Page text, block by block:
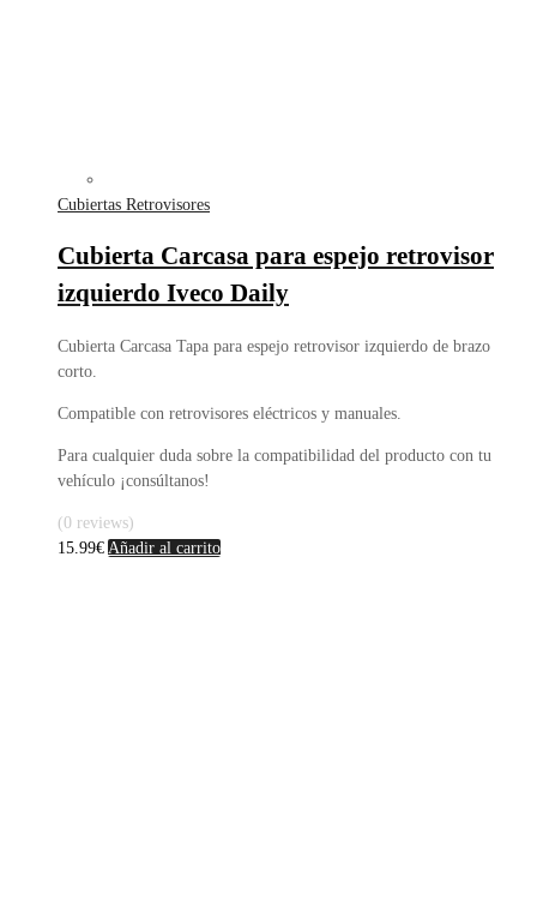
Cubiertas Retrovisores
Cubierta Carcasa para espejo retrovisor
izquierdo Iveco Daily
Cubierta Carcasa Tapa para espejo retrovisor izquierdo de brazo
corto.
Compatible con retrovisores eléctricos y manuales.
Para cualquier duda sobre la compatibilidad del producto con tu
vehículo ¡consúltanos!
(0 reviews)
15.99€ Añadir al carrito